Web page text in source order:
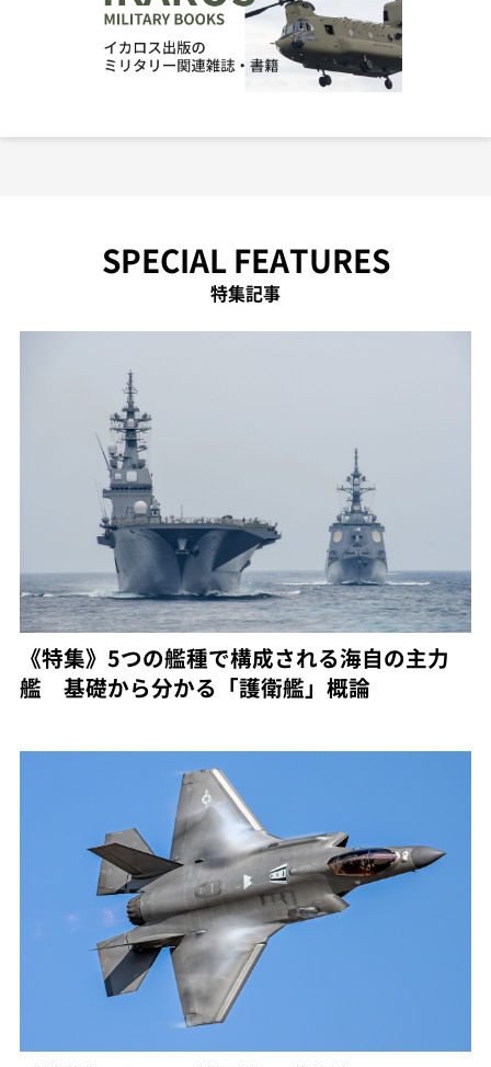
SPECIAL FEATURES
特集記事
《特集》5つの艦種で構成される海自の主力
艦 基礎から分かる「護衛艦」概論